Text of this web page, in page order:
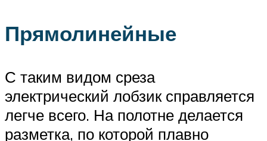
Прямолинейные
С таким видом среза
электрический лобзик справляется
легче всего. На полотне делается
разметка, по которой плавно